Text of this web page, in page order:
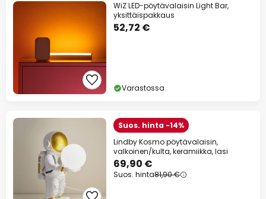
WiZ LED-pöytävalaisin Light Bar,
yksittäispakkaus
52,72 €
Varastossa
Suos. hinta -14%
Lindby Kosmo pöytävalaisin,
valkoinen/kulta, keramiikka, lasi
69,90 €
Suos. hinta81,90 €